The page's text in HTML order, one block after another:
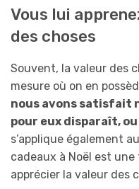
Vous lui
des choses
Souvent, la valeur des
mesure où on en
nous avons satisfait
pour eux disparaît,
s’applique également
cadeaux à Noël est
apprécier la valeur des